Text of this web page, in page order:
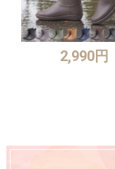
2,990円